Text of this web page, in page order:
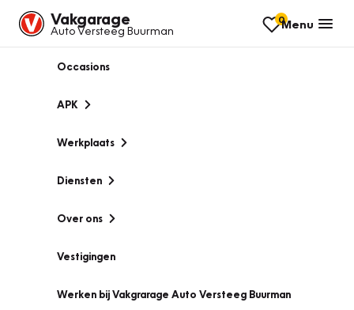
Vakgarage
Auto Versteeg Buurman
0Menu
Occasions
APK
Werkplaats
Diensten
Over ons
Vestigingen
Werken bij Vakgrarage Auto Versteeg Buurman